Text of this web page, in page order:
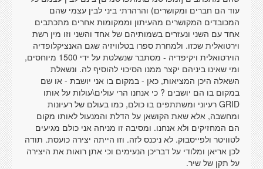
עוד הם חברים ומקושרים) והרהרתי ביני לבין עצמי שהם
המכובדים המקושרים מהעיתון וממקומות אחרים מתכתבים
אחד עם השני ונעזרים בשמותיהם של אחד והשני וזו מין רשת
וירטואלית שכזו. ולמחרת ספרו בטלוויזיה שגם האנציקלופדיה
הוירטואלית ויקיפדיה - מסתבר שנשלטת על ידי 1500 מיוחסים,
ומי שאינו ביניהם יקצר ממנו הסיכוי להוסיף לה. ונשאלת
השאלה היכן המציאות, כאן - במקום בו אני יושבת - או שם
במקום בו הם יושבים ? כי אנחנו הרי עולים\עולות על אותו
GRID רעיוני ומשתתפים בו כולם, כמו בעולם של רעיונות
ומחשבה, אלא שאת הקושאן על הדלת והמנעול לאותו מקום
הם המחזיקים ולא אנחנו. ומסיבה זו מניחה אני כולם מגיעים
לטוויטר ולפייסבוק. לא ניכנס לזה. וזו הייתה יצירה כועסת. תודה
לכן אריאן ומלודי על דבריכן הנעימים וכי אתן רואות את היצירה
על תקן של שיר.